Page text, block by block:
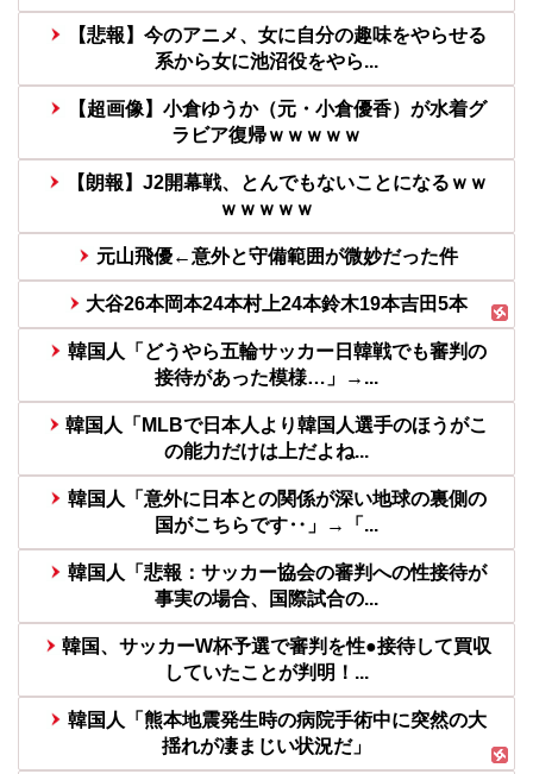
【悲報】今のアニメ、女に自分の趣味をやらせる
系から女に池沼役をやら...
【超画像】小倉ゆうか（元・小倉優香）が水着グ
ラビア復帰ｗｗｗｗｗ
【朗報】J2開幕戦、とんでもないことになるｗｗ
ｗｗｗｗｗ
元山飛優←意外と守備範囲が微妙だった件
大谷26本岡本24本村上24本鈴木19本吉田5本
韓国人「どうやら五輪サッカー日韓戦でも審判の
接待があった模様…」→...
韓国人「MLBで日本人より韓国人選手のほうがこ
の能力だけは上だよね...
韓国人「意外に日本との関係が深い地球の裏側の
国がこちらです‥」→「...
韓国人「悲報：サッカー協会の審判への性接待が
事実の場合、国際試合の...
韓国、サッカーW杯予選で審判を性●接待して買収
していたことが判明！...
韓国人「熊本地震発生時の病院手術中に突然の大
揺れが凄まじい状況だ」